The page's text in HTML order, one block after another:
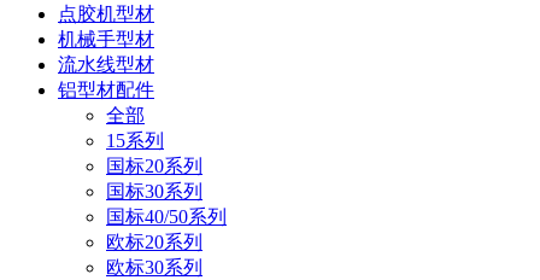
点胶机型材
机械手型材
流水线型材
铝型材配件
全部
15系列
国标20系列
国标30系列
国标40/50系列
欧标20系列
欧标30系列